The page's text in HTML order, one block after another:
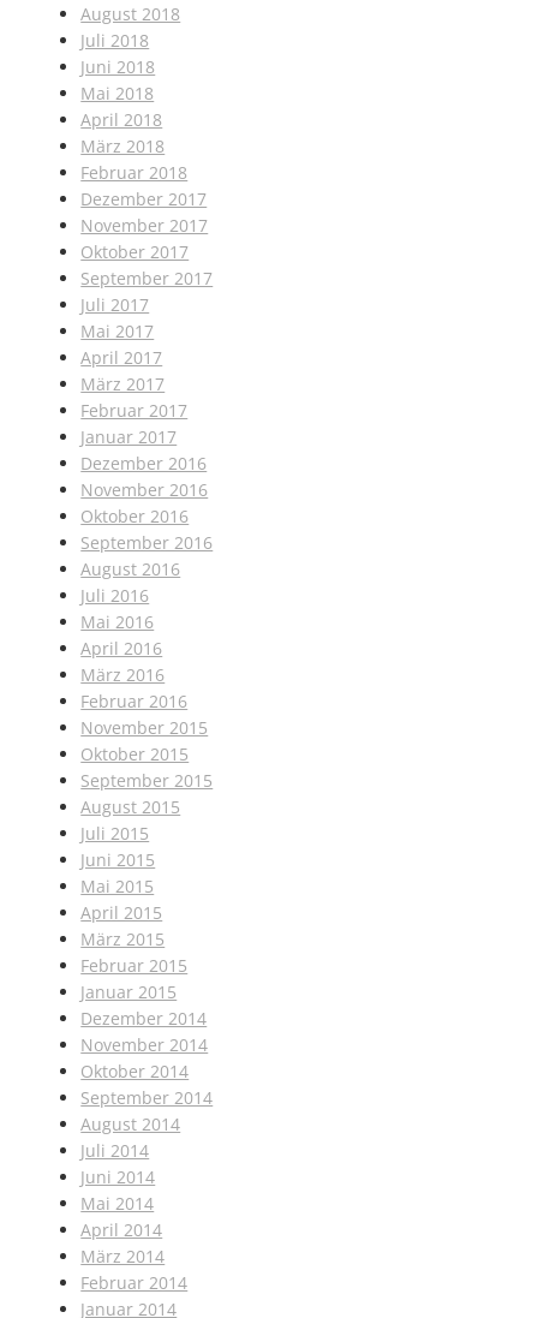
August 2018
Juli 2018
Juni 2018
Mai 2018
April 2018
März 2018
Februar 2018
Dezember 2017
November 2017
Oktober 2017
September 2017
Juli 2017
Mai 2017
April 2017
März 2017
Februar 2017
Januar 2017
Dezember 2016
November 2016
Oktober 2016
September 2016
August 2016
Juli 2016
Mai 2016
April 2016
März 2016
Februar 2016
November 2015
Oktober 2015
September 2015
August 2015
Juli 2015
Juni 2015
Mai 2015
April 2015
März 2015
Februar 2015
Januar 2015
Dezember 2014
November 2014
Oktober 2014
September 2014
August 2014
Juli 2014
Juni 2014
Mai 2014
April 2014
März 2014
Februar 2014
Januar 2014